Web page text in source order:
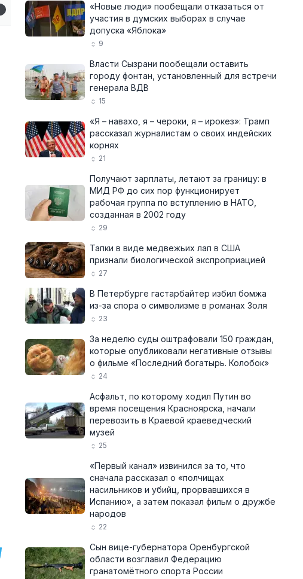
«Новые люди» пообещали отказаться от
участия в думских выборах в случае
допуска «Яблока»
9
Власти Сызрани пообещали оставить
городу фонтан, установленный для встречи
генерала ВДВ
15
«Я – навахо, я – чероки, я – ирокез»: Трамп
рассказал журналистам о своих индейских
корнях
21
Получают зарплаты, летают за границу: в
МИД РФ до сих пор функционирует
рабочая группа по вступлению в НАТО,
созданная в 2002 году
29
Тапки в виде медвежьих лап в США
признали биологической экспроприацией
27
В Петербурге гастарбайтер избил бомжа
из-за спора о символизме в романах Золя
23
За неделю суды оштрафовали 150 граждан,
которые опубликовали негативные отзывы
о фильме «Последний богатырь. Колобок»
24
Асфальт, по которому ходил Путин во
время посещения Красноярска, начали
перевозить в Краевой краеведческий
музей
25
«Первый канал» извинился за то, что
сначала рассказал о «полчищах
насильников и убийц, прорвавшихся в
Испанию», а затем показал фильм о дружбе
народов
22
Сын вице-губернатора Оренбургской
области возглавил Федерацию
гранатомётного спорта России